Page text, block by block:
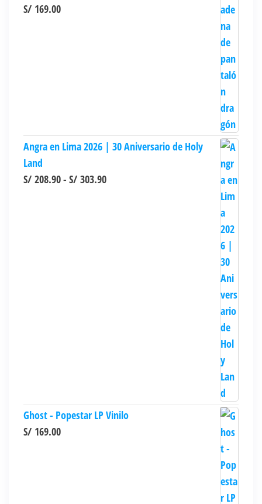
S/ 169.00
Angra en Lima 2026 | 30 Aniversario de Holy
Land
S/ 208.90- S/ 303.90Rango
Ghost - Popestar LP Vinilo
S/ 169.00